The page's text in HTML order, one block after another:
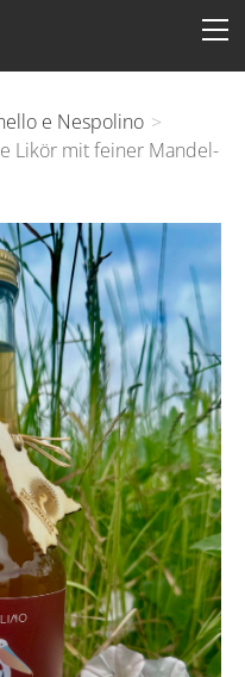
e Nespolino >
Likör mit feiner Mandel-